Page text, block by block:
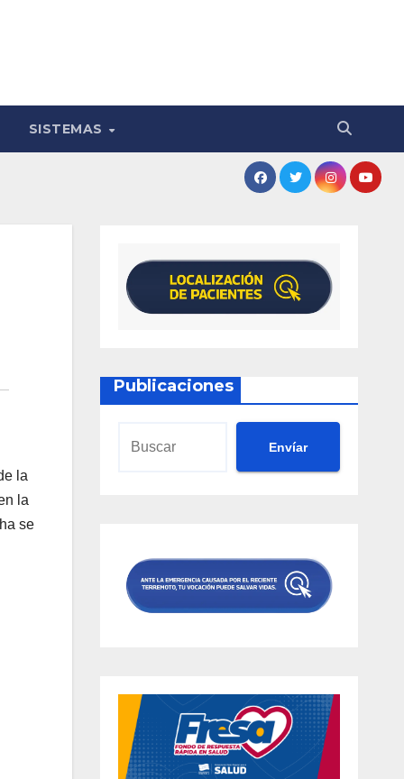
SISTEMAS
la
la
se
Publicaciones
Envíar